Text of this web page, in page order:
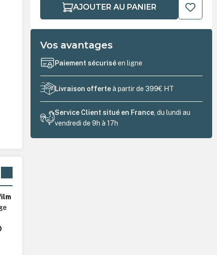
AJOUTER AU PANIER
Vos avantages
Paiement sécuriséen ligne
Livraison offerteà partir de 399€ HT
Service Client situé en France , du lundi au
vendredi de 9h à 17h